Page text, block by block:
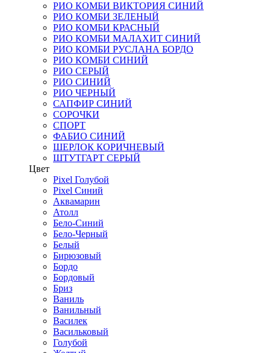
РИО КОМБИ ВИКТОРИЯ СИНИЙ
РИО КОМБИ ЗЕЛЕНЫЙ
РИО КОМБИ КРАСНЫЙ
РИО КОМБИ МАЛАХИТ СИНИЙ
РИО КОМБИ РУСЛАНА БОРДО
РИО КОМБИ СИНИЙ
РИО СЕРЫЙ
РИО СИНИЙ
РИО ЧЕРНЫЙ
САПФИР СИНИЙ
СОРОЧКИ
СПОРТ
ФАБИО СИНИЙ
ШЕРЛОК КОРИЧНЕВЫЙ
ШТУТГАРТ СЕРЫЙ
Цвет
Pixel Голубой
Pixel Синий
Аквамарин
Атолл
Бело-Синий
Бело-Черный
Белый
Бирюзовый
Бордо
Бордовый
Бриз
Ваниль
Ванильный
Василек
Васильковый
Голубой